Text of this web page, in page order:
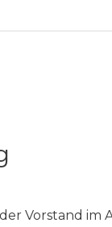
Vorstand im